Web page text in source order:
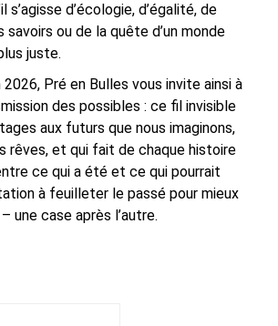
s’agisse d’écologie, d’égalité, de
savoirs ou de la quête d’un monde
juste.
Pré en Bulles vous invite ainsi à
des possibles : ce fil invisible
aux futurs que nous imaginons,
rêves, et qui fait de chaque histoire
ce qui a été et ce qui pourrait
à feuilleter le passé pour mieux
une case après l’autre.